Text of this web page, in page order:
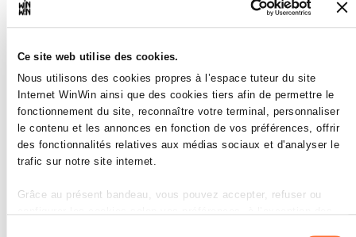
Ce site web utilise des cookies.
Nous utilisons des cookies propres à l’espace tuteur du site
Internet WinWin ainsi que des cookies tiers afin de permettre le
fonctionnement du site, reconnaître votre terminal, personnaliser
le contenu et les annonces en fonction de vos préférences, offrir
des fonctionnalités relatives aux médias sociaux et d'analyser le
trafic sur notre site internet.
Grâce au présent bandeau, vous pouvez accepter, refuser ou
décrire l'activité qui lui est
confiée.
INDICATEURS
L'apprenti décrit une activité
confiée.